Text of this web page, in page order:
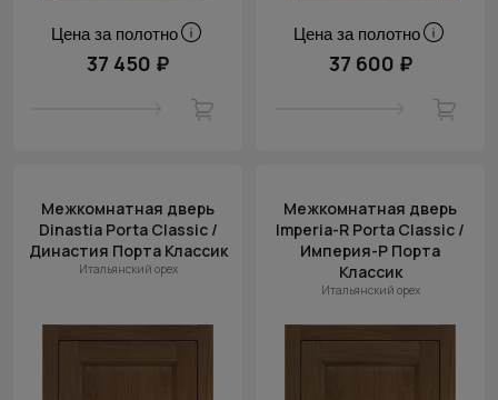
Цена за полотно
37 450 ₽
Цена за полотно
37 600 ₽
Межкомнатная дверь
Dinastia Porta Classic /
Династия Порта Классик
Итальянский орех
Межкомнатная дверь
Imperia-R Porta Classic /
Империя-Р Порта
Классик
Итальянский орех